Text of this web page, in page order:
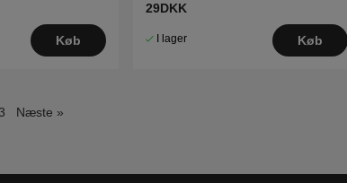
Køb
29DKK
I lager Køb
Næste »